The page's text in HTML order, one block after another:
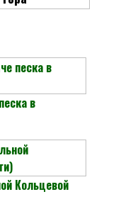
в
Кольцевой